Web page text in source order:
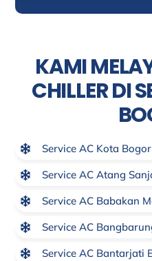
KAMI
CHILLER DI
Service AC Kota Bogor
Service AC Atang
Service AC Babakan
Service AC
Service AC Bantarjati